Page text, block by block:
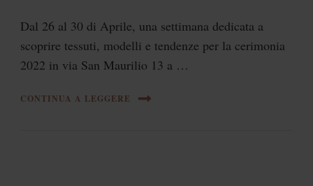
Dal 26 al 30 di Aprile, una settimana dedicata a
scoprire tessuti, modelli e tendenze per la cerimonia
2022 in via San Maurilio 13 a …
CONTINUA A LEGGERE